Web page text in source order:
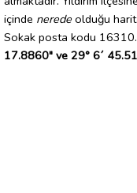
içinde nerede olduğu
Sokak posta kodu 16310.
17.8860" ve 29° 6´